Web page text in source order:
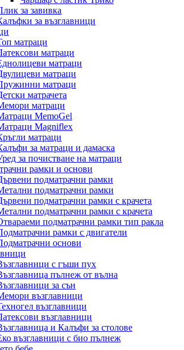
за завивкa
за възглавници
матраци
матраци
матраци
матраци
матраци
матрачета
матраци
MemoGel
Мagniflex
матраци
за матраци и дамаска
за почистване на матраци
рамки и основи
подматрачни рамки
подматрачни рамки
подматрачни рамки с крачета
подматрачни рамки с крачета
подматрачни рамки тип ракла
рамки с двигатели
основи
с гъши пух
пълнеж от вълна
за сън
възглавници
възглавници
възглавници
и Калъфи за столове
възглавници с био пълнеж